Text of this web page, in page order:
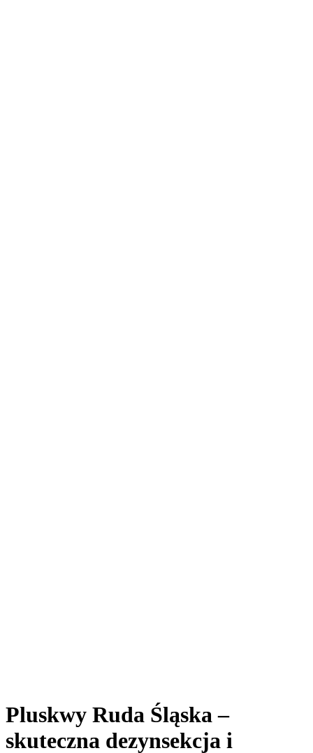
Pluskwy Ruda Śląska –
skuteczna dezynsekcja i